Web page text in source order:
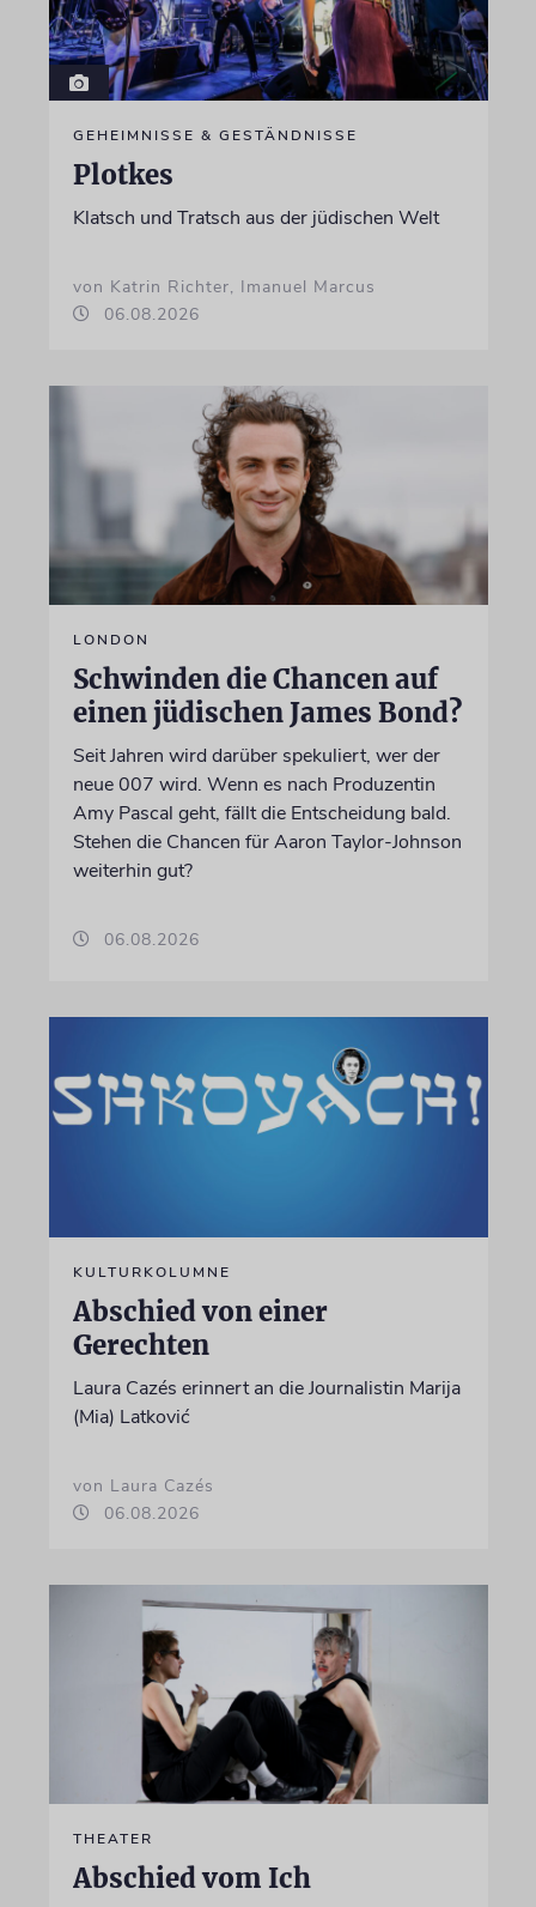
GEHEIMNISSE & GESTÄNDNISSE
Plotkes
Klatsch und Tratsch aus der jüdischen Welt
von Katrin Richter, Imanuel Marcus
06.08.2026
LONDON
Schwinden die Chancen auf
einen jüdischen James Bond?
Seit Jahren wird darüber spekuliert, wer der
neue 007 wird. Wenn es nach Produzentin
Amy Pascal geht, fällt die Entscheidung bald.
Stehen die Chancen für Aaron Taylor-Johnson
weiterhin gut?
06.08.2026
KULTURKOLUMNE
Abschied von einer
Gerechten
Laura Cazés erinnert an die Journalistin Marija
(Mia) Latković
von Laura Cazés
06.08.2026
THEATER
Abschied vom Ich